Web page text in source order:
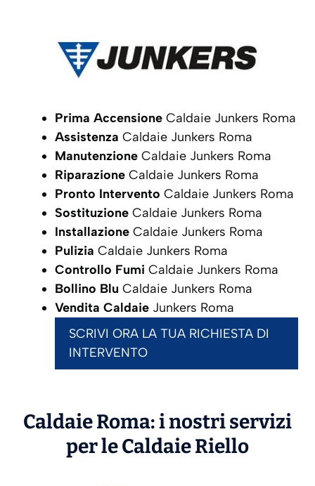
Prima Accensione Caldaie Junkers Roma
Assistenza Caldaie Junkers Roma
Manutenzione Caldaie Junkers Roma
Riparazione Caldaie Junkers Roma
Pronto Intervento Caldaie Junkers Roma
Sostituzione Caldaie Junkers Roma
Installazione Caldaie Junkers Roma
Pulizia Caldaie Junkers Roma
Controllo Fumi Caldaie Junkers Roma
Bollino Blu Caldaie Junkers Roma
Vendita Caldaie Junkers Roma
SCRIVI ORA LA TUA RICHIESTA DI
INTERVENTO
Caldaie Roma: i nostri servizi
per le CaldaieRiello